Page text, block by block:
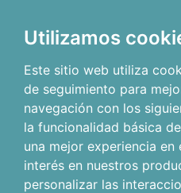
Utilizamos
Este sitio web utiliza
de seguimiento para
navegación con los
la funcionalidad básica
una mejor experiencia en
interés en nuestros
personalizar las